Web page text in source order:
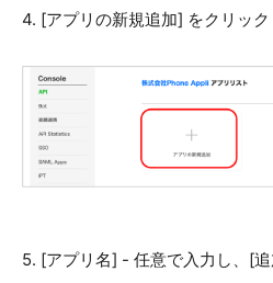
4. [アプリの新規追加] をクリック
5. [アプリ名] - 任意で入力し、[